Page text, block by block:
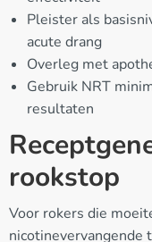
Pleister als
acute drang
Overleg met
Gebruik NRT
resultaten
rookstop
Voor rokers die
nicotinevervangende